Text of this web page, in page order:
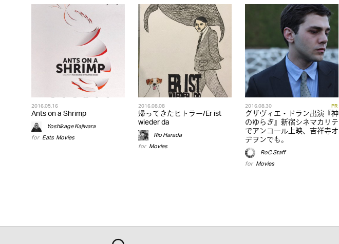
2016.05.16
Ants on a Shrimp
Yoshikage Kajiwara
for Eats,Movies
2016.08.08
帰ってきたヒトラー/Er ist
wieder da
Rio Harada
for Movies
2016.08.30 PR
グザヴィエ・ドラン出演『神
のゆらぎ』新宿シネマカリテ
でアンコール上映、吉祥寺オ
デヲンでも。
RoC Staff
for Movies